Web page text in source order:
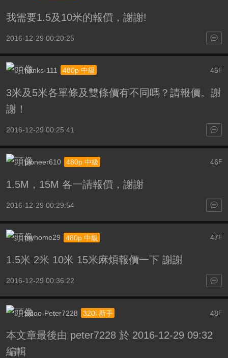
我需要1.5及10米的報價，謝謝!
2016-12-29 00:20:25
45 F
hanks-111 480p 中級
3米及5米各單條及雙條價有不同嗎？請報價。謝
謝！
2016-12-29 00:25:41
46 F
pioneer610 480p 中級
1.5M，15M 各一請報價，謝謝
2016-12-29 00:29:54
47 F
myhome29 480p 中級
1.5米 2米 10米 15米麻煩報價一下 謝謝
2016-12-29 00:36:22
48F
zidoo-Peter7228 320i 新手
本文章最後由 peter7228 於 2016-12-29 09:32
編輯